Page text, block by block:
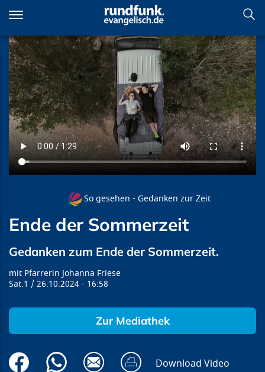
zum
Inhalt
Ende der Sommerzeit
So gesehen - Gedanken zur Zeit
Ende der Sommerzeit
Gedanken zum Ende der Sommerzeit.
Pfarrerin Johanna Friese
Sat.1
26.10.2024 16:58
Zur Mediathek
Download Video